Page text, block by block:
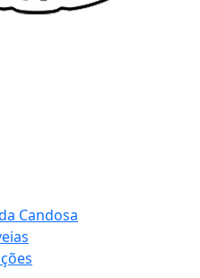
Candosa